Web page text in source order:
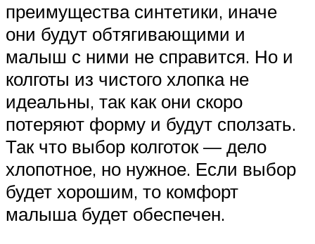
преимущества синтетики, иначе
они будут обтягивающими и
малыш с ними не справится. Но и
колготы из чистого хлопка не
идеальны, так как они скоро
потеряют форму и будут сползать.
Так что выбор колготок — дело
хлопотное, но нужное. Если выбор
будет хорошим, то комфорт
малыша будет обеспечен.